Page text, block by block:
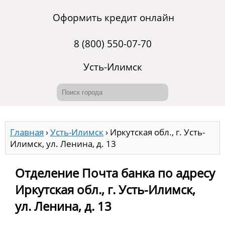
Оформить кредит онлайн
8 (800) 550-07-70
Усть-Илимск
Главная ›Усть-Илимск› Иркутская обл., г. Усть-
Илимск, ул. Ленина, д. 13
Отделение Почта банка по адресу
Иркутская обл., г. Усть-Илимск,
ул. Ленина, д. 13